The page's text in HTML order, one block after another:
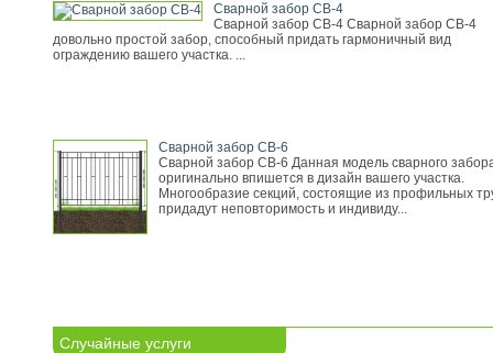
Сварной забор СВ-4
Сварной забор СВ-4 Сварной забор СВ-4
довольно простой забор, способный придать гармоничный вид
ограждению вашего участка. ...
Сварной забор СВ-6
Сварной забор СВ-6 Данная модель сварного
оригинально впишется в дизайн вашего участка.
Многообразие секций, состоящие из профильных
придадут неповторимость и индивиду...
Случайные услуги